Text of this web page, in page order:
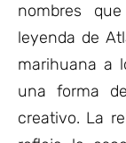
nombres
leyenda de
marihuana a
una forma
creativo. La